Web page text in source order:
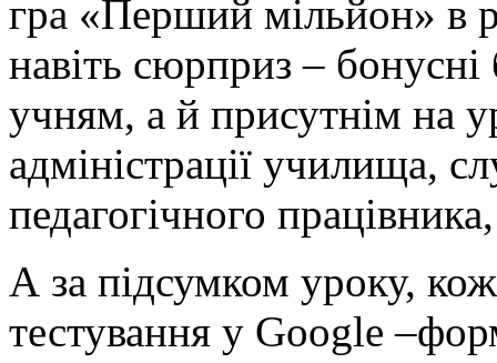
гра «Перший мільйон» в
навіть сюрприз –
учням, а й присутнім на
адміністрації училища,
педагогічного
А за підсумком уроку,
тестування у Google